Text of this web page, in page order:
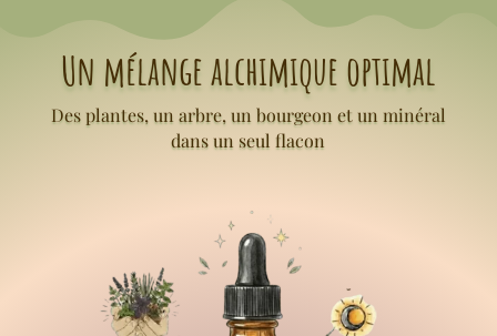
Un mélange alchimique optimal
Des plantes, un arbre, un bourgeon et un minéral
dans un seul flacon